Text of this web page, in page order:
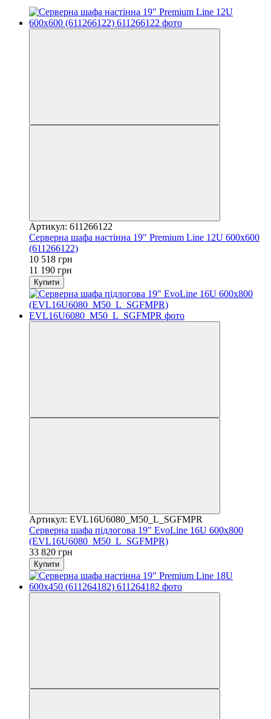
Артикул: 611266122
Серверна шафа настінна 19" Premium Line 12U 600x600
(611266122)
10 518 грн
11 190 грн
Купити
Артикул: EVL16U6080_M50_L_SGFMPR
Серверна шафа підлогова 19" EvoLine 16U 600x800
(EVL16U6080_M50_L_SGFMPR)
33 820 грн
Купити